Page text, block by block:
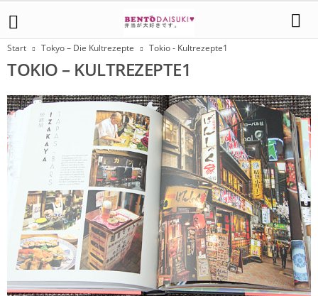
Start Tokyo – Die Kultrezepte Tokio - Kultrezepte1
TOKIO – KULTREZEPTE1